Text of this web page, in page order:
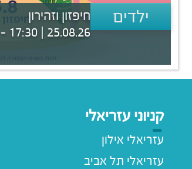
ילדים
חיפזון וזהירון
25.08.26 | 17:30 - 18:30
קניוני עזריאלי
עזריאלי אילון
עזריאלי תל אביב